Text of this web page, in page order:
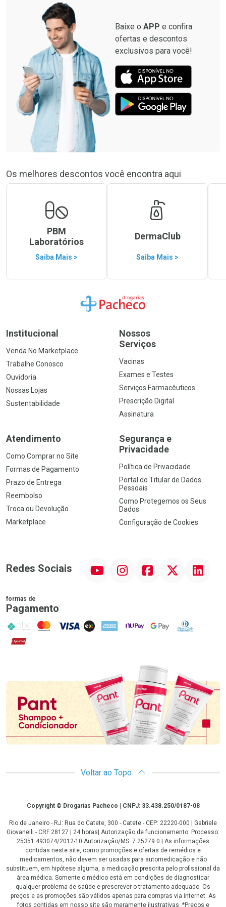
Baixe o APP e confira
ofertas e descontos
exclusivos para você!
Os melhores descontos você encontra aqui
PBM
Laboratórios
Saiba Mais >
DermaClub
Saiba Mais >
Ir para a Home
Institucional
Venda No Marketplace
Trabalhe Conosco
Ouvidoria
Nossas Lojas
Sustentabilidade
Nossos
Serviços
Vacinas
Exames e Testes
Serviços Farmacêuticos
Prescrição Digital
Assinatura
Atendimento
Como Comprar no Site
Formas de Pagamento
Prazo de Entrega
Reembolso
Troca ou Devolução
Marketplace
Segurança e
Privacidade
Política de Privacidade
Portal do Titular de Dados
Pessoais
Como Protegemos os Seus
Dados
Configuração de Cookies
Redes Sociais InstagramFacebookTwitter Linkedin
formas de
Pagamento
PIX MasterCard
VISA ELO AMEX NuPay Google PayDiners Club
Hipercard
Voltar ao Topo
CopyrightCopyright © Drogarias Pacheco | CNPJ: 33.438.250/0187-08
Rio de Janeiro - RJ: Rua do Catete, 300 - Catete - CEP: 22220-000 | Gabriele
Giovanelli - CRF 28127 | 24 horas| Autorização de funcionamento: Processo:
25351.493074/2012-10 Autorização/MS: 7.25279.0 | As informações
contidas neste site, como promoções e ofertas de remédios e
medicamentos, não devem ser usadas para automedicação e não
substituem, em hipótese alguma, a medicação prescrita pelo profissional da
área médica. Somente o médico está em condições de diagnosticar
qualquer problema de saúde e prescrever o tratamento adequado. Os
preços e as promoções são válidos apenas para compras via internet. As
fotos contidas em nosso site são meramente ilustrativas. *Preços e